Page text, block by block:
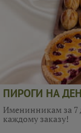
ПИРОГИ НА
Именинникам за 7
каждому заказу!